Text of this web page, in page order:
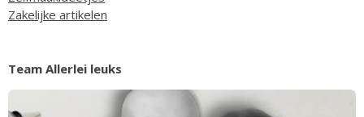
Zakelijke artikelen
Team Allerlei leuks